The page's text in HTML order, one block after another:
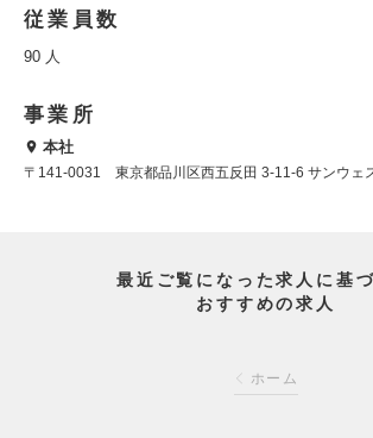
従業員数
90 人
事業所
本社
〒141-0031 東京都品川区西五反田 3-11-6 サンウェ
最近ご覧になった求人に基
おすすめの求人
ホーム